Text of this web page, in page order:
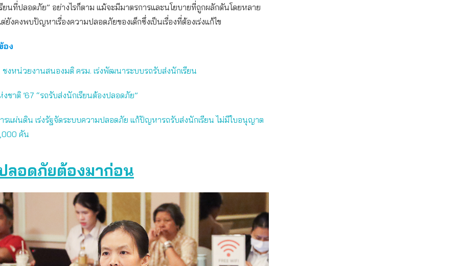
ยนที่ปลอดภัย” อย่างไรก็ตาม แม้จะมีมาตรการและนโยบายที่ถูกผลักดันโดยหลาย
งคงพบปัญหาเรื่องความปลอดภัยของเด็กซึ่งเป็นเรื่องที่ต้องเร่งแก้ไข
อง
ชงหน่วยงานสนองมติ ครม. เร่งพัฒนาระบบรถรับส่งนักเรียน
งชาติ ’67 “รถรับส่งนักเรียนต้องปลอดภัย”
รแผ่นดิน เร่งรัฐจัดระบบความปลอดภัย แก้ปัญหารถรับส่งนักเรียน ไม่มีใบอนุญาต
คัน
ลอดภัยต้องมาก่อน